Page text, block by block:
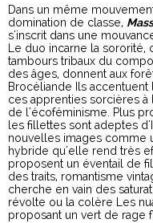
Dans un même
domination de classe,
s'inscrit dans une
Le duo incarne la
tambours tribaux du
des âges, donnent aux
Brocéliande Ils
ces apprenties sorcières à
de l'écoféminisme. Plus
les fillettes sont adeptes
nouvelles images comme
hybride qu'elle rend très
proposent un éventail de
des traits, romantisme
cherche en vain des
révolte ou la colère Les
proposant un vert de rage